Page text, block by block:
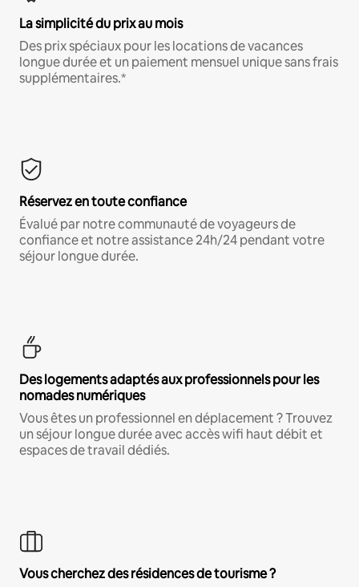
La simplicité du prix au mois
Des prix spéciaux pour les locations de vacances
longue durée et un paiement mensuel unique sans frais
supplémentaires.*
Réservez en toute confiance
Évalué par notre communauté de voyageurs de
confiance et notre assistance 24h/24 pendant votre
séjour longue durée.
Des logements adaptés aux professionnels pour les
nomades numériques
Vous êtes un professionnel en déplacement ? Trouvez
un séjour longue durée avec accès wifi haut débit et
espaces de travail dédiés.
Vous cherchez des résidences de tourisme ?